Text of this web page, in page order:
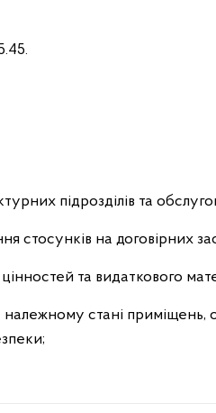
підрозділів та
стосунків на договірних
та видаткового
стані приміщень,